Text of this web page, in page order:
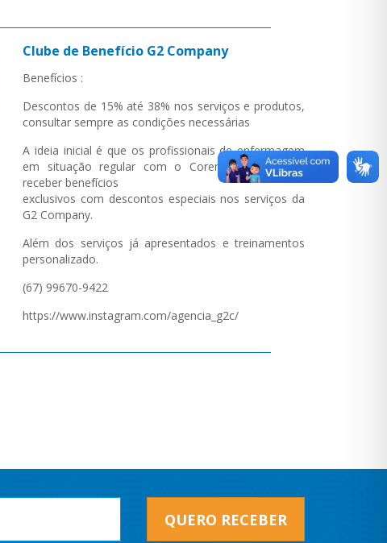
Clube de Benefício G2 Company
Benefícios :
Descontos de 15% até 38% nos serviços e produtos,
consultar sempre as condições necessárias
A ideia inicial é que os profissionais de enfermagem
em situação regular com o Coren-MS passem a
receber benefícios
exclusivos com descontos especiais nos serviços da
G2 Company.
Além dos serviços já apresentados e treinamentos
personalizado.
(67) 99670-9422
https://www.instagram.com/agencia_g2c/
QUERO RECEBER